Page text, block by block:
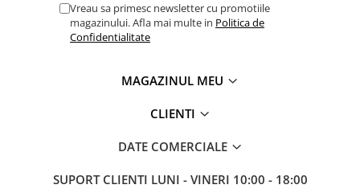
Vreau sa primesc newsletter cu promotiile
magazinului. Afla mai multe in Politica de
Confidentialitate
MAGAZINUL MEU
CLIENTI
DATE COMERCIALE
SUPORT CLIENTI LUNI - VINERI 10:00 - 18:00